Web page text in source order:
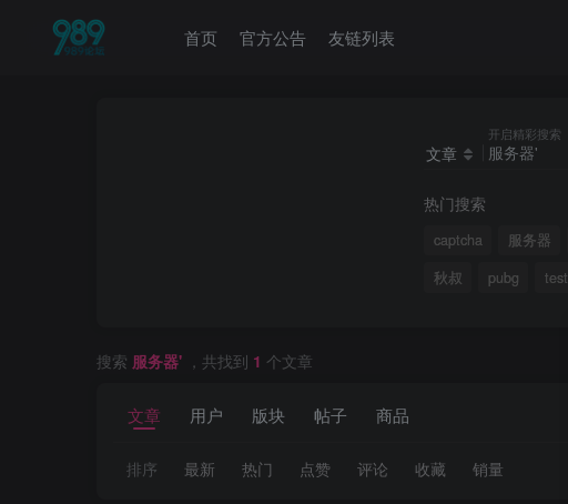
首页 官方公告 友链列表
文章
开启精彩搜索
热门搜索
captcha 服务器
秋叔
pubg test
搜索 服务器' ，共找到 1 个文章
文章 用户 版块 帖子 商品
排序 最新 热门 点赞 评论 收藏 销量